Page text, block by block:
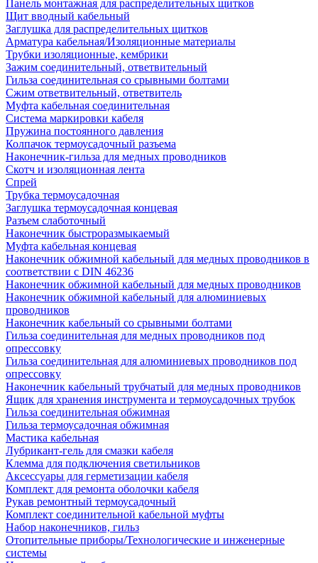
Панель монтажная для распределительных щитков
Щит вводный кабельный
Заглушка для распределительных щитков
Арматура кабельная/Изоляционные материалы
Трубки изоляционные, кембрики
Зажим соединительный, ответвительный
Гильза соединительная со срывными болтами
Сжим ответвительный, ответвитель
Муфта кабельная соединительная
Система маркировки кабеля
Пружина постоянного давления
Колпачок термоусадочный разъема
Наконечник-гильза для медных проводников
Скотч и изоляционная лента
Спрей
Трубка термоусадочная
Заглушка термоусадочная концевая
Разъем слаботочный
Наконечник быстроразмыкаемый
Муфта кабельная концевая
Наконечник обжимной кабельный для медных проводников в
соответствии с DIN 46236
Наконечник обжимной кабельный для медных проводников
Наконечник обжимной кабельный для алюминиевых
проводников
Наконечник кабельный со срывными болтами
Гильза соединительная для медных проводников под
опрессовку
Гильза соединительная для алюминиевых проводников под
опрессовку
Наконечник кабельный трубчатый для медных проводников
Ящик для хранения инструмента и термоусадочных трубок
Гильза соединительная обжимная
Гильза термоусадочная обжимная
Мастика кабельная
Лубрикант-гель для смазки кабеля
Клемма для подключения светильников
Аксессуары для герметизации кабеля
Комплект для ремонта оболочки кабеля
Рукав ремонтный термоусадочный
Комплект соединительной кабельной муфты
Набор наконечников, гильз
Отопительные приборы/Технологические и инженерные
системы